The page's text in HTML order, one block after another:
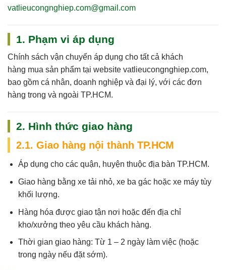
vatlieucongnghiep.com@gmail.com
1. Phạm vi áp dụng
Chính sách vận chuyển áp dụng cho tất cả khách
hàng mua sản phẩm tại website vatlieucongnghiep.com,
bao gồm cá nhân, doanh nghiệp và đại lý, với các đơn
hàng trong và ngoài TP.HCM.
2. Hình thức giao hàng
2.1. Giao hàng nội thành TP.HCM
Áp dụng cho các quận, huyện thuộc địa bàn TP.HCM.
Giao hàng bằng xe tải nhỏ, xe ba gác hoặc xe máy tùy
khối lượng.
Hàng hóa được giao tận nơi hoặc đến địa chỉ
kho/xưởng theo yêu cầu khách hàng.
Thời gian giao hàng: Từ 1 – 2 ngày làm việc (hoặc
trong ngày nếu đặt sớm).